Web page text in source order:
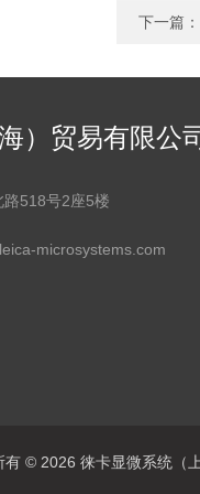
下一篇：
）贸易有限公
518号2座5楼
microsystems.com
有 © 2026 徕卡显微系统